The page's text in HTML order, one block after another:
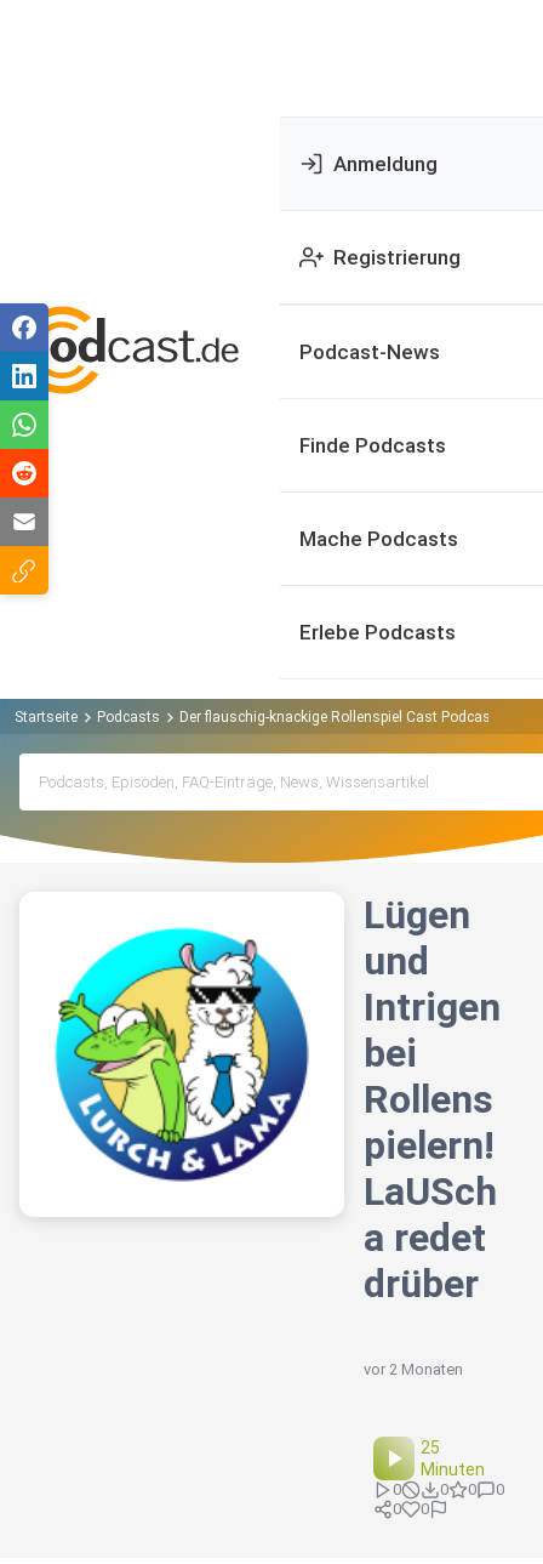
Anmeldung
Registrierung
Podcast-News
Finde Podcasts
Mache Podcasts
Erlebe Podcasts
Startseite Podcasts Der flauschig-knackige Rollenspiel Cast Podcast
Lügen
und
Intrigen
bei
Rollens
pielern!
LaUSch
a redet
drüber
vor 2 Monaten
25
Minuten
0 0 0
0
0
0